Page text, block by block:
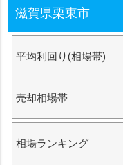
滋賀県栗東市
平均利回り(相場帯)
売却相場帯
相場ランキング